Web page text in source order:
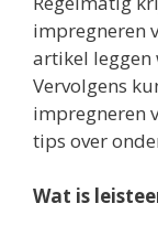
impregneren
artikel leggen
Vervolgens
impregneren
tips over
Wat is